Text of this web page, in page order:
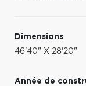
Dimensions
46'40" X 28'20"
Année de